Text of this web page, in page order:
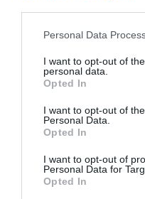
Please note that this
not limited to your visit or
grant or deny consent to
use your data for below
consent section.
Personal Data
I want to opt-out of
personal data.
Opted In
I want to opt-out of
Personal Data.
Opted In
I want to opt-out of
Personal Data for
Opted In
EGY YOUTUBER
MEGSÜTÖTTÉK A